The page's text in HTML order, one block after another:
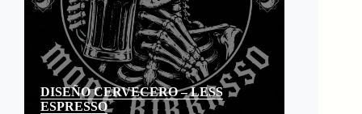
DISEÑO CERVECERO – LESS
ESPRESSO